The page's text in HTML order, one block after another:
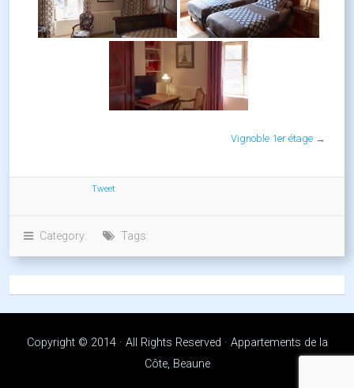
Vignoble 1er étage →
Tweet
Category: Tags:
Copyright © 2014 · All Rights Reserved · Appartements de la
Côte, Beaune